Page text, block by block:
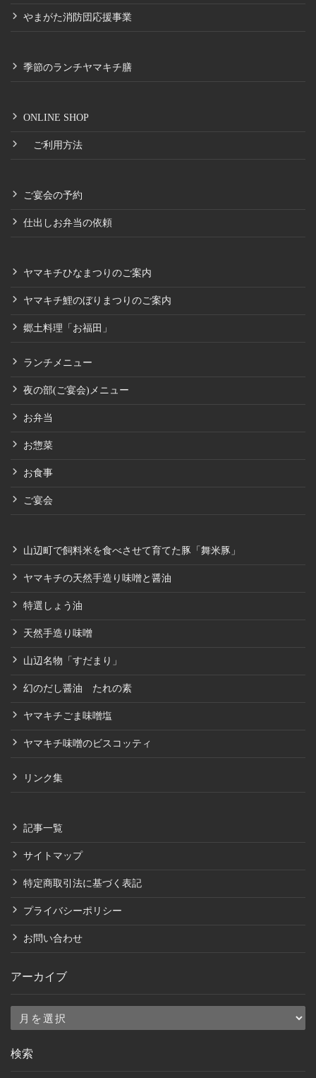
やまがた消防団応援事業
季節のランチヤマキチ膳
ONLINE SHOP
ご利用方法
ご宴会の予約
仕出しお弁当の依頼
ヤマキチひなまつりのご案内
ヤマキチ鯉のぼりまつりのご案内
郷土料理「お福田」
ランチメニュー
夜の部(ご宴会)メニュー
お弁当
お惣菜
お食事
ご宴会
山辺町で飼料米を食べさせて育てた豚「舞米豚」
ヤマキチの天然手造り味噌と醤油
特選しょう油
天然手造り味噌
山辺名物「すだまり」
幻のだし醤油 たれの素
ヤマキチごま味噌塩
ヤマキチ味噌のビスコッティ
リンク集
記事一覧
サイトマップ
特定商取引法に基づく表記
プライバシーポリシー
お問い合わせ
アーカイブ
ア
カ
検索